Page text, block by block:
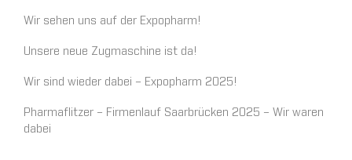
Wir sehen uns auf der Expopharm!
Unsere neue Zugmaschine ist da!
Wir sind wieder dabei – Expopharm 2025!
Pharmaflitzer – Firmenlauf Saarbrücken 2025 – Wir waren
dabei